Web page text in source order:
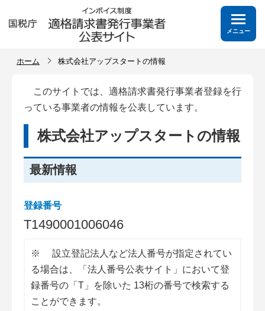
メニュー
ホーム 株式会社アップスタートの情報
このサイトでは、適格請求書発行事業者登録を行
っている事業者の情報を公表しています。
株式会社アップスタートの情報
最新情報
登録番号
T1490001006046
※
設立登記法人など法人番号が指定されてい
る場合は、「法人番号公表サイト」において登
録番号の「T」を除いた 13桁の番号で検索する
ことができます。